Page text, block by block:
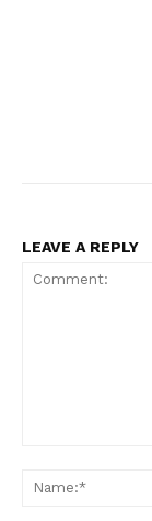
LEAVE A REPLY